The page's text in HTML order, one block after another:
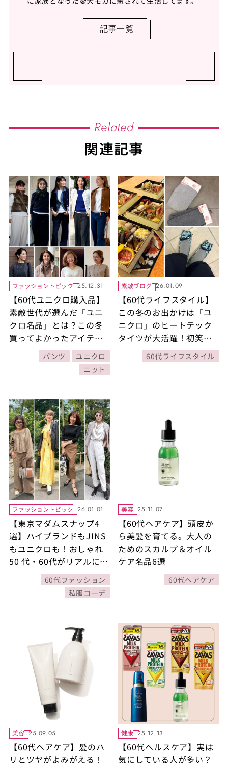
記事一覧
Related
関連記事
ファッショントピック 25.12.31
【60代ユニクロ購入品】
素敵世代が選んだ「ユニ
クロ名品」とは？この冬
買ってよかったアイテム
11選を一挙公開！
パンツ
ユニクロ
ニット
素敵ブログ 26.01.09
【60代ライフスタイル】
この冬のお出かけは「ユ
ニクロ」のヒートテック
タイツが大活躍！初笑い
の日も暖かく。
60代ライフスタイル
ファッショントピック 26.01.01
【東京マダムスナップ4
選】ハイブランドもJINS
もユニクロも！おしゃれ
50 代・60代がリアルに着
ているものとは？
60代ファッション
私服コーデ
美容 25.11.07
【60代ヘアケア】頭皮か
ら美髪を育てる。大人の
ためのスカルプ＆オイル
ケア名品6選
60代ヘアケア
美容 25.09.05
【60代ヘアケア】髪のハ
リとツヤがよみがえる！
健康 25.12.13
【60代ヘルスケア】実は
気にしている人が多い？